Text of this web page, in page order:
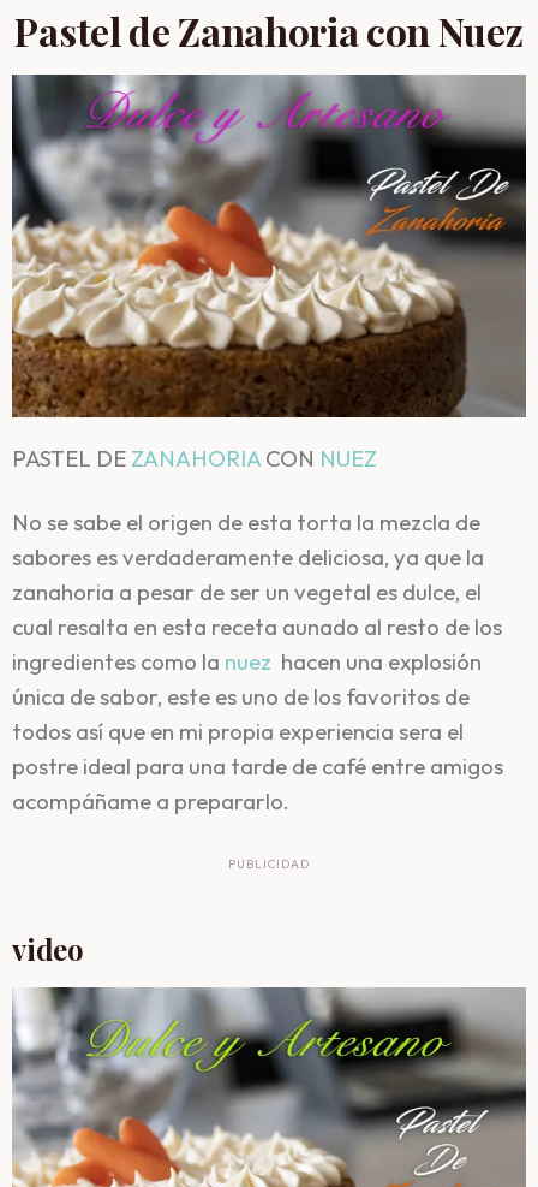
Pastel de Zanahoria con Nuez
PASTEL DE ZANAHORIACON NUEZ
No se sabe el origen de esta torta la mezcla de
sabores es verdaderamente deliciosa, ya que la
zanahoria a pesar de ser un vegetal es dulce, el
cual resalta en esta receta aunado al resto de los
ingredientes como la nuez hacen una explosión
única de sabor, este es uno de los favoritos de
todos así que en mi propia experiencia sera el
postre ideal para una tarde de café entre amigos
acompáñame a prepararlo.
PUBLICIDAD
video